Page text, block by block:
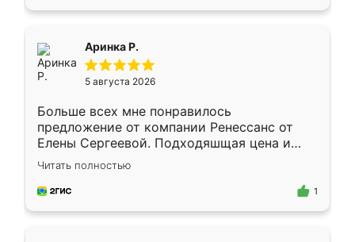
Аринка Р.
5 августа 2026
Больше всех мне понравилось
предложение от компании Ренессанс от
Елены Сергеевой. Подходяшщая цена и
короткие сроки изготовления. Приехавший
для замера сотрудник Владислав
предложил по моему эскизу самый
Читать полностью
1